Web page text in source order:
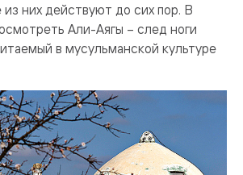
них действуют до сих пор. В
Али-Аягы – след ноги
в мусульманской культуре